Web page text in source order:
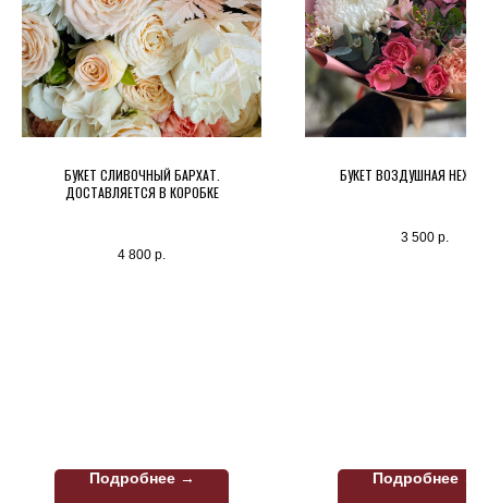
БУКЕТ СЛИВОЧНЫЙ БАРХАТ.
ДОСТАВЛЯЕТСЯ В КОРОБКЕ
4 800 р.
Подробнее →
БУКЕТ ВОЗДУШНАЯ
3 500 р.
Подробнее →